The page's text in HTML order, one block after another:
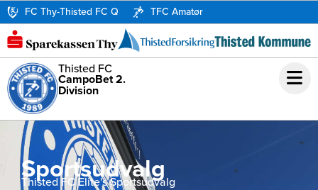
FC Thy-Thisted FC Q TFC Amatør
Thisted FC
CampoBet 2.
Division
Sportsudvalg
Thisted FC Elite's Sportsudvalg